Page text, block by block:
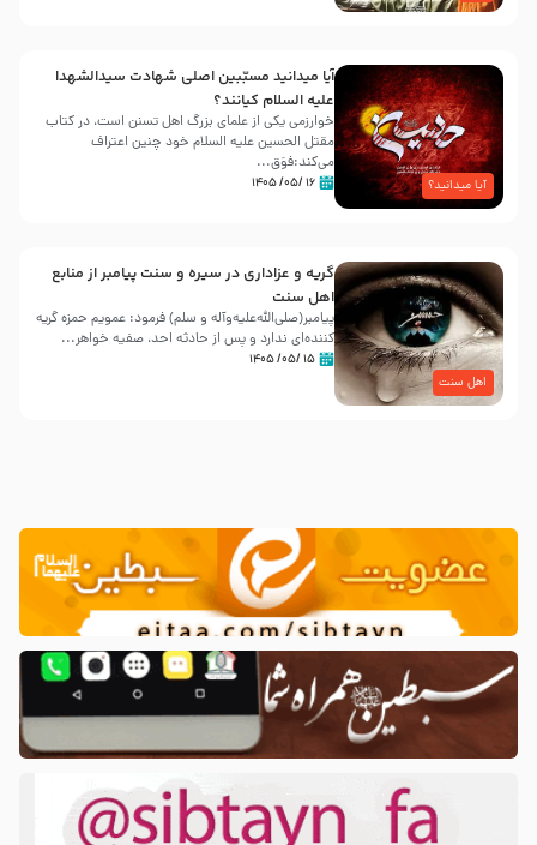
آیا میدانید؟
آیا میدانید مسبّبین اصلی شهادت سیدالشهدا
علیه ‌السلام کیانند؟
خوارزمی یکی از علمای بزرگ اهل تسنن است، در کتاب
مقتل الحسین علیه ‌السلام خود چنین اعتراف
می‌کند:فوَق...
۱۶ /۰۵/ ۱۴۰۵
اهل سنت
گریه و عزاداری در سیره و سنت پیامبر از منابع
اهل سنت
پیامبر(صلی‌الله‌علیه‌وآله و سلم) فرمود: عمویم حمزه گریه
کننده‌ای ندارد و پس از حادثه احد، صفیه خواهر...
۱۵ /۰۵/ ۱۴۰۵